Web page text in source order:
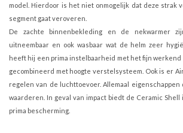
model. Hierdoor is het niet onmogelijk dat deze strak
segment gaat veroveren.
De zachte binnenbekleding en de nekwarmer
uitneembaar en ook wasbaar wat de helm zeer
heeft hij een prima instelbaarheid met het fijn werkend
gecombineerd met hoogte verstelsysteem. Ook is er
regelen van de luchttoevoer. Allemaal
waarderen. In geval van impact biedt de Ceramic Shell
prima bescherming.